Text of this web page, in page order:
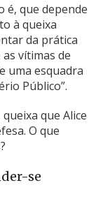
é, que depende
à queixa
da prática
vítimas de
uma esquadra
Público”.
que Alice
O que
se